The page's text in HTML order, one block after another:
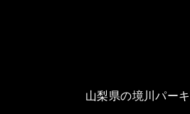
山梨県の境川パー